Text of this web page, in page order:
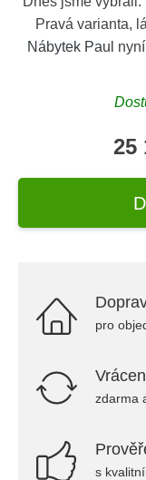
Pravá varianta,
Nábytek Paul
25
pro
zdarma
s